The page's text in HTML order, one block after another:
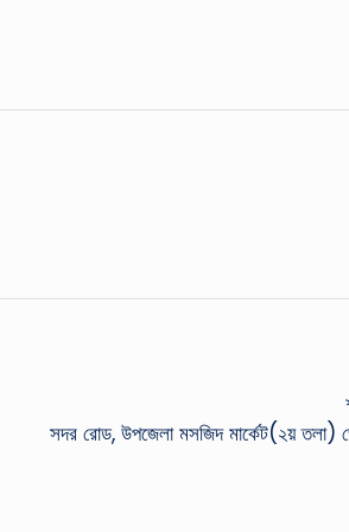
সদর রোড, উপজেলা মসজিদ মার্কেট(২য় তলা)